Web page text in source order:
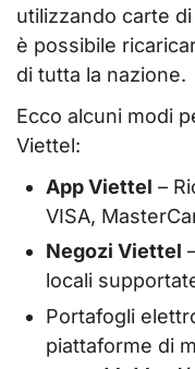
utilizzando carte
è possibile
di tutta la nazione.
Ecco alcuni modi
Viettel:
App Viettel –
VISA,
Negozi Viettel
locali
Portafogli
piattaforme di